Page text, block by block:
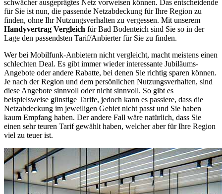
schwächer ausgeprägtes Netz vorweisen können. Das entscheidende
für Sie ist nun, die passende Netzabdeckung für Ihre Region zu
finden, ohne Ihr Nutzungsverhalten zu vergessen. Mit unserem
Handyvertrag Vergleich für Bad Bodenteich sind Sie so in der
Lage den passendsten Tarif/Anbierter für Sie zu finden.
Wer bei Mobilfunk-Anbietern nicht vergleicht, macht meistens einen
schlechten Deal. Es gibt immer wieder interessante Jubiläums-
Angebote oder andere Rabatte, bei denen Sie richtig sparen können.
Je nach der Region und dem persönlichen Nutzungsverhalten, sind
diese Angebote sinnvoll oder nicht sinnvoll. So gibt es
beispielsweise günstige Tarife, jedoch kann es passiere, dass die
Netzabdeckung im jeweiligen Gebiet nicht passt und Sie haben
kaum Empfang haben. Der andere Fall wäre natürlich, dass Sie
einen sehr teuren Tarif gewählt haben, welcher aber für Ihre Region
viel zu teuer ist.